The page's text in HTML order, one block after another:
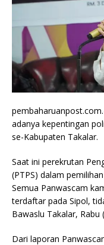
adanya kepentingan
se-Kabupaten Takalar.
Saat ini perekrutan
(PTPS) dalam
Semua Panwascam
terdaftar pada Sipol,
Bawaslu Takalar, Rabu
Dari laporan